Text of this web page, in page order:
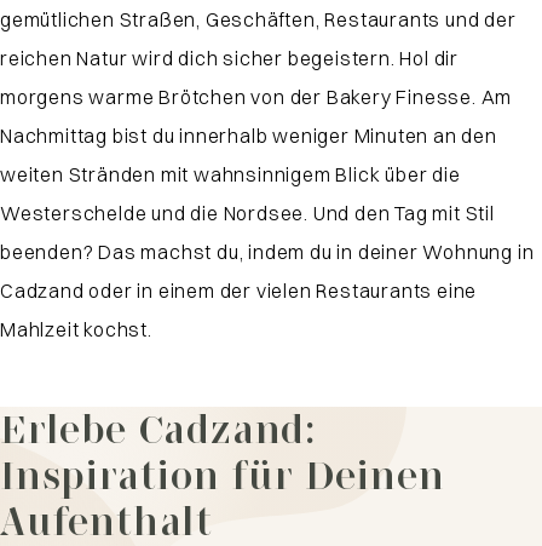
gemütlichen Straßen, Geschäften, Restaurants und der
reichen Natur wird dich sicher begeistern. Hol dir
morgens warme Brötchen von der Bakery Finesse. Am
Nachmittag bist du innerhalb weniger Minuten an den
weiten Stränden mit wahnsinnigem Blick über die
Westerschelde und die Nordsee. Und den Tag mit Stil
beenden? Das machst du, indem du in deiner Wohnung in
Cadzand oder in einem der vielen Restaurants eine
Mahlzeit kochst.
Erlebe Cadzand:
Inspiration für Deinen
Aufenthalt